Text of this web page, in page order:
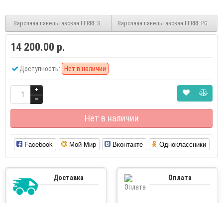
Варочная панель газовая FERRE ST001-INOXВарочная панель газовая FERRE PG6001
14 200.00 р.
Доступность: Нет в наличии
Нет в наличии
Facebook Мой Мир Вконтакте Одноклассники
Доставка Оплата